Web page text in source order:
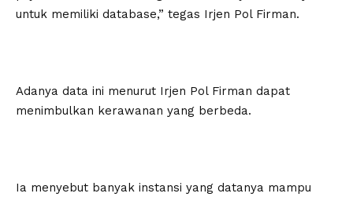
untuk memiliki database,” tegas Irjen Pol Firman.
Adanya data ini menurut Irjen Pol Firman dapat
menimbulkan kerawanan yang berbeda.
Ia menyebut banyak instansi yang datanya mampu